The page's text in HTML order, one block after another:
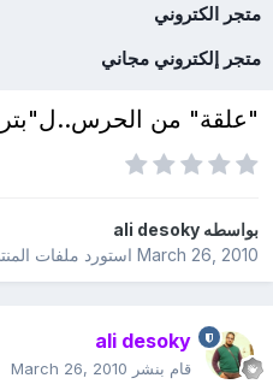
متجر الكتروني
متجر إلكتروني مجاني
"علقة" من
بواسطهali desoky
March 26, 2010استورد ملفات
ali desoky
قام بنشر March 26, 2010